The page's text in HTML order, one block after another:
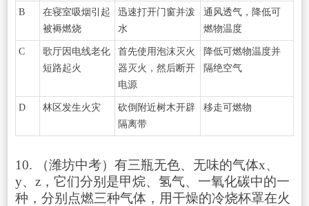
B
在寝室吸烟引起
被褥燃烧
迅速打开门窗并泼
水
通风透气，降低可
燃物温度
C
歌厅因电线老化
短路起火
首先使用泡沫灭火
器灭火，然后断开
电源
降低可燃物温度并
隔绝空气
D 林区发生火灾
砍倒附近树木开辟
隔离带
移走可燃物
10. （潍坊中考）有三瓶无色、无味的气体x、
y、z，它们分别是甲烷、氢气、一氧化碳中的一
种，分别点燃三种气体，用干燥的冷烧杯罩在火